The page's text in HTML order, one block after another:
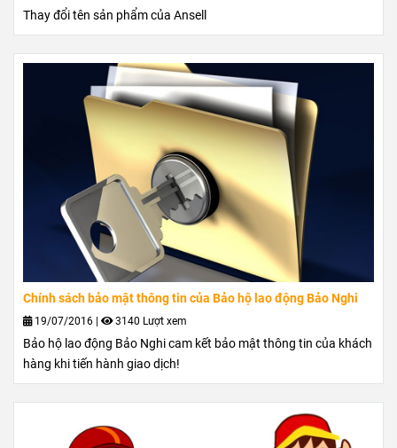
Thay đổi tên sản phẩm của Ansell
Chính sách bảo mật thông tin của Bảo hộ lao động Bảo Nghi
19/07/2016 3140 Lượt xem
Bảo hộ lao động Bảo Nghi cam kết bảo mật thông tin của khách
hàng khi tiến hành giao dịch!